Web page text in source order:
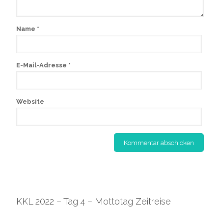
Name *
E-Mail-Adresse *
Website
KKL 2022 – Tag 4 – Mottotag Zeitreise